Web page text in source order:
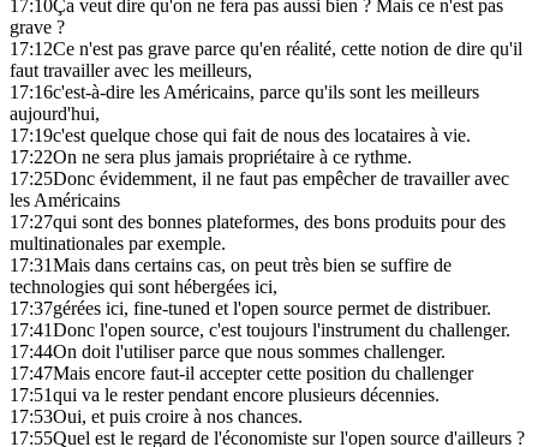
17:10Ça veut dire qu'on ne fera pas aussi bien ? Mais ce n'est pas
grave ?
17:12Ce n'est pas grave parce qu'en réalité, cette notion de dire qu'il
faut travailler avec les meilleurs,
17:16c'est-à-dire les Américains, parce qu'ils sont les meilleurs
aujourd'hui,
17:19c'est quelque chose qui fait de nous des locataires à vie.
17:22On ne sera plus jamais propriétaire à ce rythme.
17:25Donc évidemment, il ne faut pas empêcher de travailler avec
les Américains
17:27qui sont des bonnes plateformes, des bons produits pour des
multinationales par exemple.
17:31Mais dans certains cas, on peut très bien se suffire de
technologies qui sont hébergées ici,
17:37gérées ici, fine-tuned et l'open source permet de distribuer.
17:41Donc l'open source, c'est toujours l'instrument du challenger.
17:44On doit l'utiliser parce que nous sommes challenger.
17:47Mais encore faut-il accepter cette position du challenger
17:51qui va le rester pendant encore plusieurs décennies.
17:53Oui, et puis croire à nos chances.
17:55Quel est le regard de l'économiste sur l'open source d'ailleurs ?